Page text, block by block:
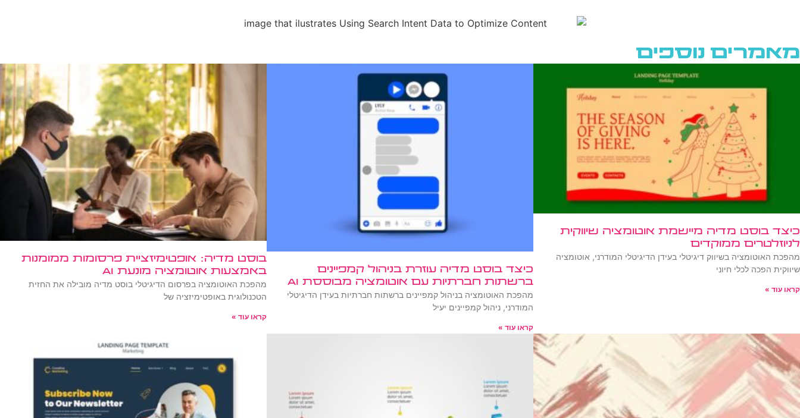
מאמרים נוספים
כיצד בוסט מדיה מיישמת אוטומציה שיווקית
לניוזלטרים ממוקדים
מהפכת האוטומציה בשיווק דיגיטלי בעידן הדיגיטלי המודרני, אוטומציה
שיווקית הפכה לכלי חיוני
קראו עוד »
כיצד בוסט מדיה עוזרת בניהול קמפיינים
ברשתות חברתיות עם אוטומציה מבוססת AI
מהפכת האוטומציה בניהול קמפיינים ברשתות חברתיות בעידן הדיגיטלי
המודרני, ניהול קמפיינים יעיל
קראו עוד »
בוסט מדיה: אופטימיזציית פרסומות ממומנות
באמצעות אוטומציה מונעת AI
מהפכת האוטומציה בפרסום הדיגיטלי בוסט מדיה מובילה את החזית
הטכנולוגית באופטימיזציה של
קראו עוד »